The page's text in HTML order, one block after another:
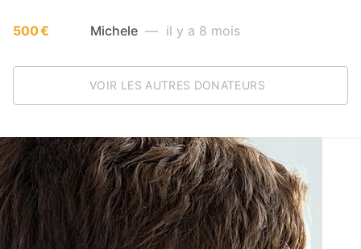
500 € Michele — il y a 8 mois
VOIR LES AUTRES DONATEURS